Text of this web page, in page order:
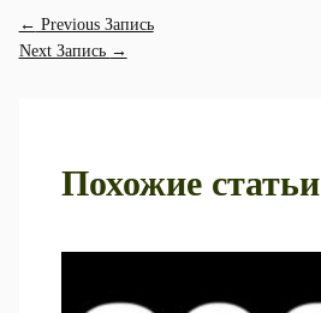
← Previous Запись
Next Запись →
Похожие статьи